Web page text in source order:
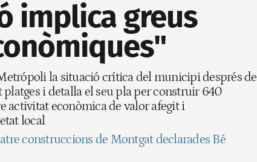
implica greus
la situació crítica del municipi després de
platges i detalla el seu pla per construir 640
activitat econòmica de valor afegit i
local
construccions de Montgat declarades Bé